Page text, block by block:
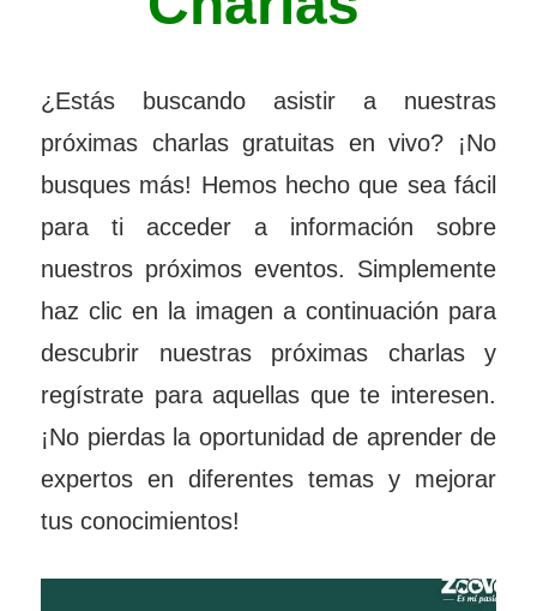
¿Estás buscando asistir a nuestras
próximas charlas gratuitas en vivo? ¡No
busques más! Hemos hecho que sea fácil
para ti acceder a información sobre
nuestros próximos eventos. Simplemente
haz clic en la imagen a continuación para
descubrir nuestras próximas charlas y
regístrate para aquellas que te interesen.
¡No pierdas la oportunidad de aprender de
expertos en diferentes temas y mejorar
tus conocimientos!